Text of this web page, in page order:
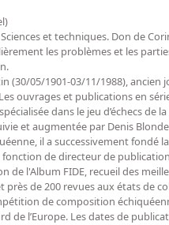
et techniques. Don de
(30/05/1901-03/11/1988),
et publications en série rassemblés par
dans le jeu d’échecs de
et augmentée par Denis
il a successivement fondé
fonction de directeur de
de l'Album FIDE, recueil des
près de 200 revues aux états
Il est multilingue, de nombreux ouvrages provenant de
Les dates de publication des